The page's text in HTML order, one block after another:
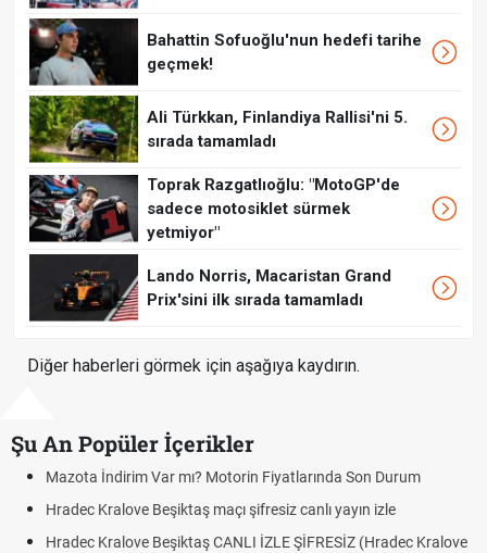
Bahattin Sofuoğlu'nun hedefi tarihe
geçmek!
Ali Türkkan, Finlandiya Rallisi'ni 5.
sırada tamamladı
Toprak Razgatlıoğlu: "MotoGP'de
sadece motosiklet sürmek
yetmiyor"
Lando Norris, Macaristan Grand
Prix'sini ilk sırada tamamladı
Diğer haberleri görmek için aşağıya kaydırın.
Şu An Popüler İçerikler
İndirim Var mı? Motorin Fiyatlarında Son Durum
Kralove Beşiktaş maçı şifresiz canlı yayın izle
Kralove Beşiktaş CANLI İZLE ŞİFRESİZ (Hradec Kralove